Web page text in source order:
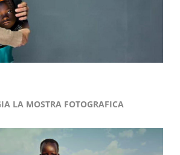
LA MOSTRA FOTOGRAFICA